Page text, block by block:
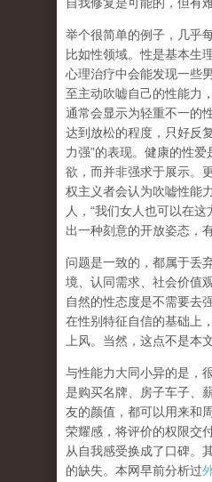
举个很简单的例子，几乎
比如性领域。性是基本生
心理治疗中会能发现一些
至主动吹嘘自己的性能力
通常会显示为轻重不一的
达到放松的程度，只好反
力强”的表现。健康的性爱
欲，而并非强求于展示。
权主义者会认为吹嘘性能
人， “我们女人也可以在这
出一种刻意的开放姿态，
问题是一致的，都属于丢
境、认同需求、社会价值
自然的性态度是不需要去
在性别特征自信的基础上
上风。当然，这点不是本
与性能力大同小异的是，
是购买名牌、房子车子、
友的颜值，都可以用来和
荣耀感，将评价的权限交
从自我感受换成了口碑。
的缺失。本网早前分析过